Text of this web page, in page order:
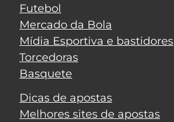
Futebol
Mercado da Bola
Mídia Esportiva e bastidores
Torcedoras
Basquete
Dicas de apostas
Melhores sites de apostas